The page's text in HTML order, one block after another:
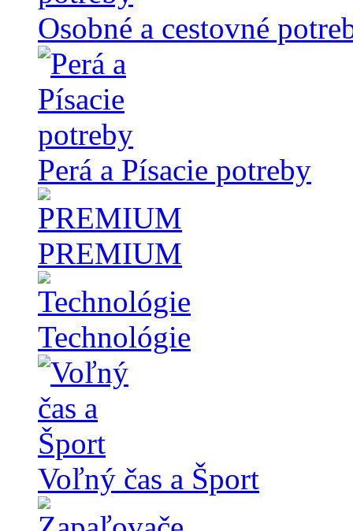
Osobné a cestovné
Perá a Písacie potreby
PREMIUM
Technológie
Voľný čas a Šport